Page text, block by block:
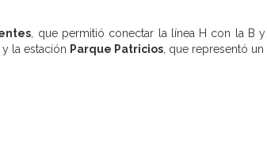
, que permitió conectar la línea H con la B
la estación Parque Patricios , que representó